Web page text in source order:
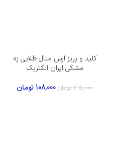
کلید و پریز ارس متال طلایی زه
مشکی ایران الکتریک
115,000 تومان 108,000تومان